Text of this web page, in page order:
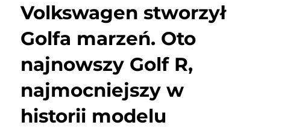
Volkswagen stworzył
Golfa marzeń. Oto
najnowszy Golf R,
najmocniejszy w
historii modelu